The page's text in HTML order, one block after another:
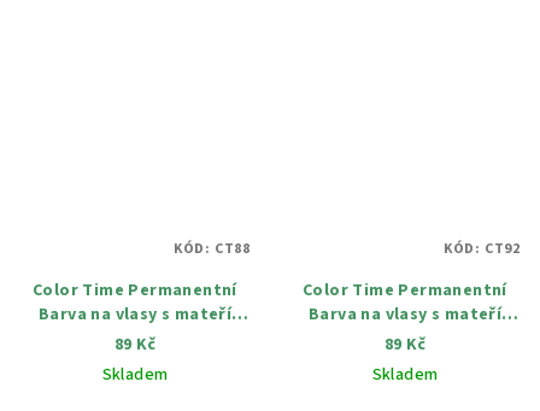
Color Time Permanentní
Barva na vlasy s mateří
kašičkou 88 stříbrné blond
100 ml
89 Kč
Skladem
KÓD: CT88
Color Time Permanentní
Barva na vlasy s mateří
kašičkou 92 Perleťová
blond 100 ml
89 Kč
Skladem
KÓD: CT92